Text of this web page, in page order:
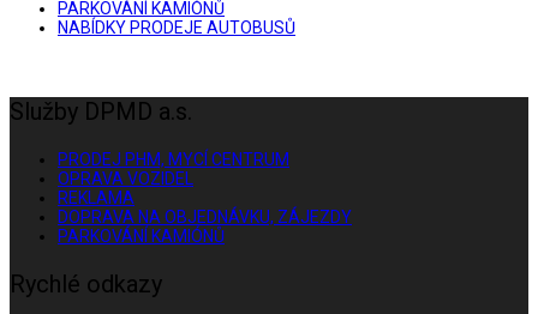
PARKOVÁNÍ KAMIÓNŮ
NABÍDKY PRODEJE AUTOBUSŮ
Služby DPMD a.s.
PRODEJ PHM, MYCÍ CENTRUM
OPRAVA VOZIDEL
REKLAMA
DOPRAVA NA OBJEDNÁVKU, ZÁJEZDY
PARKOVÁNÍ KAMIÓNŮ
Rychlé odkazy